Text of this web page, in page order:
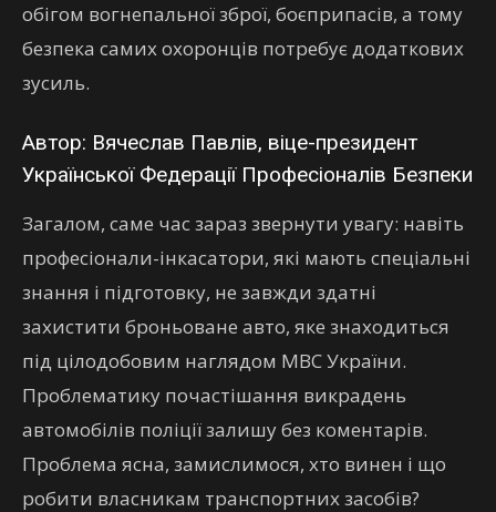
обігом вогнепальної зброї, боєприпасів, а тому
безпека самих охоронців потребує додаткових
зусиль.
Автор: Вячеслав Павлів, віце-президент
Української Федерації Професіоналів Безпеки
Загалом, саме час зараз звернути увагу: навіть
професіонали-інкасатори, які мають спеціальні
знання і підготовку, не завжди здатні
захистити броньоване авто, яке знаходиться
під цілодобовим наглядом МВС України.
Проблематику почастішання викрадень
автомобілів поліції залишу без коментарів.
Проблема ясна, замислимося, хто винен і що
робити власникам транспортних засобів?